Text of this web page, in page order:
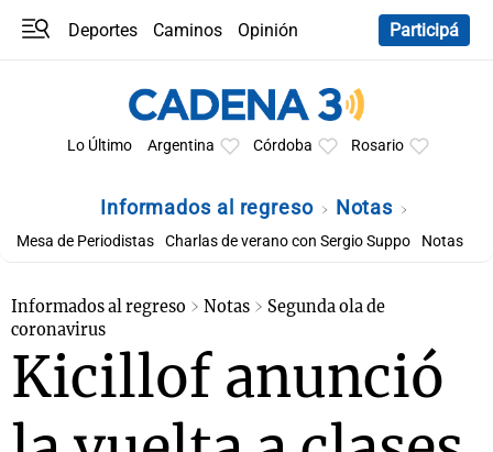
Deportes Caminos
Opinión
Participá
Lo Último Argentina Córdoba Rosario
Informados al regreso Notas
Mesa de Periodistas Charlas de verano con Sergio Suppo Notas
Informados al regreso Notas
Segunda ola de
coronavirus
Kicillof anunció